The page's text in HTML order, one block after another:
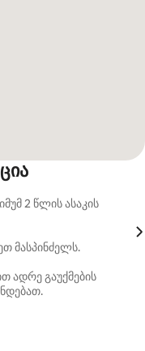
2 წლის ასაკის
მასპინძელს.
ადრე გაუქმების